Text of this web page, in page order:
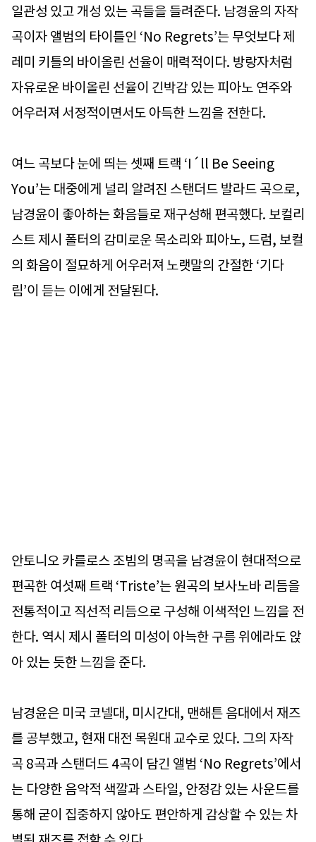
일관성 있고 개성 있는 곡들을 들려준다. 남경윤의 자작
곡이자 앨범의 타이틀인 ‘No Regrets’는 무엇보다 제
레미 키틀의 바이올린 선율이 매력적이다. 방랑자처럼
자유로운 바이올린 선율이 긴박감 있는 피아노 연주와
어우러져 서정적이면서도 아득한 느낌을 전한다.
여느 곡보다 눈에 띄는 셋째 트랙 ‘I´ll Be Seeing
You’는 대중에게 널리 알려진 스탠더드 발라드 곡으로,
남경윤이 좋아하는 화음들로 재구성해 편곡했다. 보컬리
스트 제시 폴터의 감미로운 목소리와 피아노, 드럼, 보컬
의 화음이 절묘하게 어우러져 노랫말의 간절한 ‘기다
림’이 듣는 이에게 전달된다.
안토니오 카를로스 조빔의 명곡을 남경윤이 현대적으로
편곡한 여섯째 트랙 ‘Triste’는 원곡의 보사노바 리듬을
전통적이고 직선적 리듬으로 구성해 이색적인 느낌을 전
한다. 역시 제시 폴터의 미성이 아늑한 구름 위에라도 앉
아 있는 듯한 느낌을 준다.
남경윤은 미국 코넬대, 미시간대, 맨해튼 음대에서 재즈
를 공부했고, 현재 대전 목원대 교수로 있다. 그의 자작
곡 8곡과 스탠더드 4곡이 담긴 앨범 ‘No Regrets’에서
는 다양한 음악적 색깔과 스타일, 안정감 있는 사운드를
통해 굳이 집중하지 않아도 편안하게 감상할 수 있는 차